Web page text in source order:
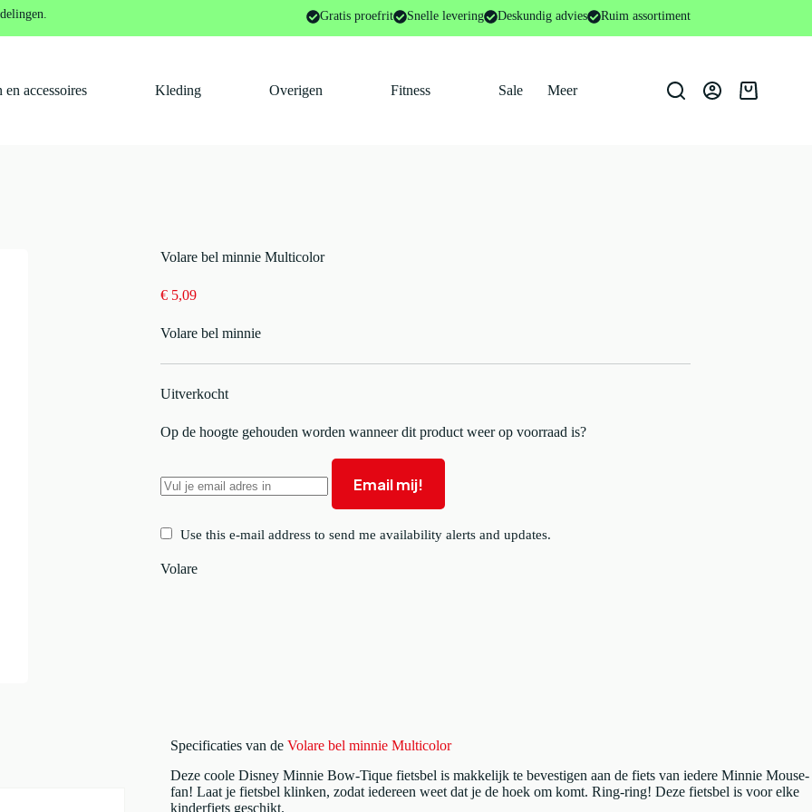
Gratis proefrit Snelle levering Deskundig advies Ruim assortiment
en accessoires Kleding Overigen Fitness Sale Meer
toeters
Volare bel minnie Multicolor
€5,09
Volare bel minnie
Uitverkocht
Op de hoogte gehouden worden wanneer dit product weer op voorraad is?
Email mij!
Use this e-mail address to send me availability alerts and updates.
Volare
Specificaties van de Volare bel minnie Multicolor
Deze coole Disney Minnie Bow-Tique fietsbel is makkelijk te bevestigen aan de fiets van iedere Minnie Mouse-
fan! Laat je fietsbel klinken, zodat iedereen weet dat je de hoek om komt. Ring-ring! Deze fietsbel is voor elke
kinderfiets geschikt.